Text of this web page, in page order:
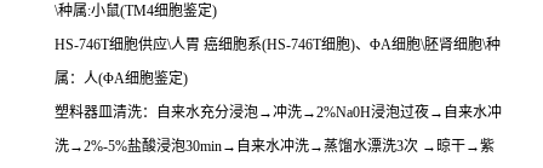
\种属:小鼠(TM4细胞鉴定)
HS-746T细胞供应\人胃 癌细胞系(HS-746T细胞)、ΦA细胞\胚肾细胞\种
属：人(ΦA细胞鉴定)
塑料器皿清洗：自来水充分浸泡→冲洗→2%Na0H浸泡过夜→自来水冲
洗→2%-5%盐酸浸泡30min→自来水冲洗→蒸馏水漂洗3次 →晾干→紫